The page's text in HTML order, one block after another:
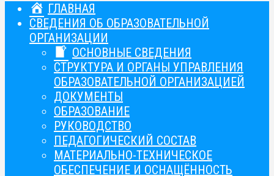
ГЛАВНАЯ
СВЕДЕНИЯ ОБ ОБРАЗОВАТЕЛЬНОЙ
ОРГАНИЗАЦИИ
ОСНОВНЫЕ СВЕДЕНИЯ
СТРУКТУРА И ОРГАНЫ УПРАВЛЕНИЯ
ОБРАЗОВАТЕЛЬНОЙ ОРГАНИЗАЦИЕЙ
ДОКУМЕНТЫ
ОБРАЗОВАНИЕ
РУКОВОДСТВО
ПЕДАГОГИЧЕСКИЙ СОСТАВ
МАТЕРИАЛЬНО-ТЕХНИЧЕСКОЕ
ОБЕСПЕЧЕНИЕ И ОСНАЩЁННОСТЬ